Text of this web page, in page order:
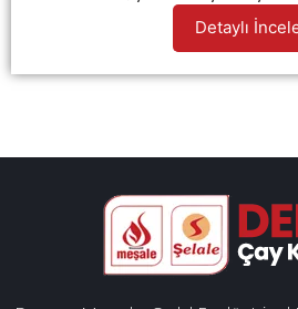
Detaylı